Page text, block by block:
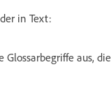
in Text:
Glossarbegriffe aus, die